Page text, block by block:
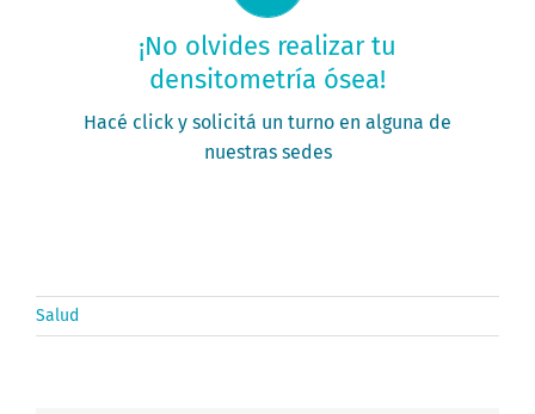
¡No olvides realizar tu
densitometría ósea!
Hacé click y solicitá un turno en alguna de
nuestras sedes
Solicitá tu turno ahora
PEDIR MI TURNO
Salud